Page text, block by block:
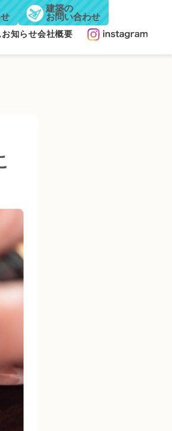
建築の
お問い合わせ
お知らせ会社概要